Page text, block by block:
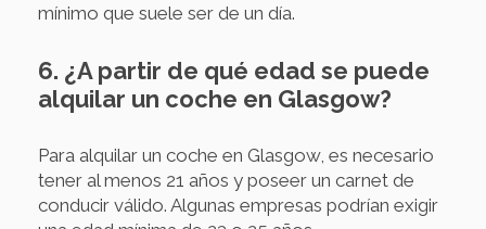
mínimo que suele ser de un día.
6. ¿A partir de qué edad se puede
alquilar un coche en Glasgow?
Para alquilar un coche en Glasgow, es necesario
tener al menos 21 años y poseer un carnet de
conducir válido. Algunas empresas podrían exigir